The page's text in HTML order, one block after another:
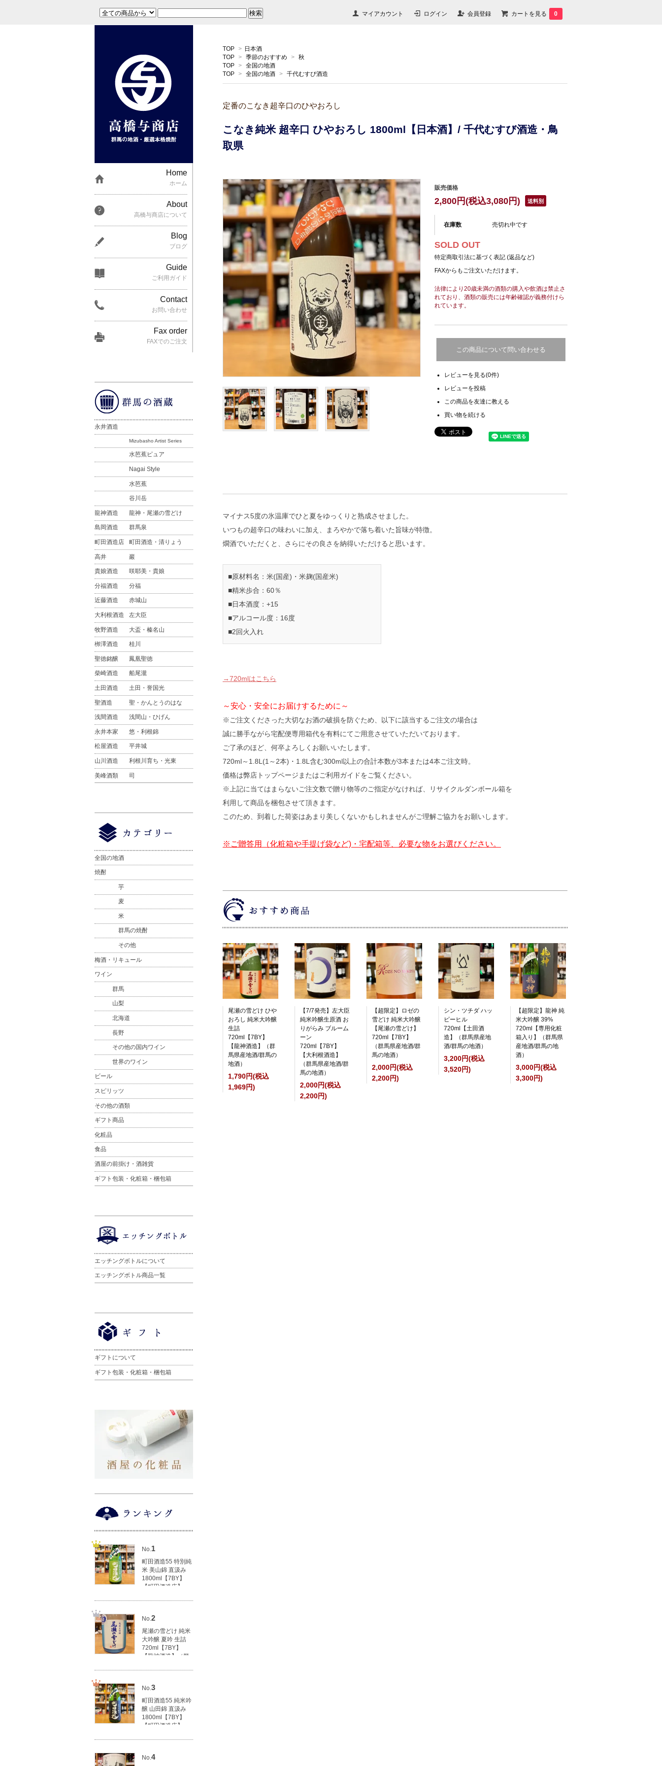
マイアカウント ログイン 会員登録 カートを見る 0
TOP > 日本酒
TOP > 季節のおすすめ > 秋
TOP > 全国の地酒
TOP > 全国の地酒 > 千代むすび酒造
定番のこなき超辛口のひやおろし
こなき純米 超辛口 ひやおろし 1800ml【日本酒】/ 千代むすび酒造・鳥
取県
販売価格
2,800円(税込3,080円) 送料別
在庫数 売切れ中です
SOLD OUT
特定商取引法に基づく表記 (返品など)
FAXからもご注文いただけます。
法律により20歳未満の酒類の購入や飲酒は禁止さ
れており、酒類の販売には年齢確認が義務付けら
れています。
この商品について問い合わせる
レビューを見る(0件)
レビューを投稿
この商品を友達に教える
買い物を続ける
マイナス5度の氷温庫でひと夏をゆっくりと熟成させました。
いつもの超辛口の味わいに加え、まろやかで落ち着いた旨味が特徴。
燗酒でいただくと、さらにその良さを納得いただけると思います。
■原材料名：米(国産)・米麹(国産米)
■精米歩合：60％
■日本酒度：+15
■アルコール度：16度
■2回火入れ
→720mlはこちら
～安心・安全にお届けするために～
※ご注文くださった大切なお酒の破損を防ぐため、以下に該当するご注文の場合は
誠に勝手ながら宅配便専用箱代を有料にてご用意させていただいております。
ご了承のほど、何卒よろしくお願いいたします。
720ml～1.8L(1～2本)・1.8L含む300ml以上の合計本数が3本または4本ご注文時。
価格は弊店トップページまたはご利用ガイドをご覧ください。
※上記に当てはまらないご注文数で贈り物等のご指定がなければ、リサイクルダンボール箱を
利用して商品を梱包させて頂きます。
このため、到着した荷姿はあまり美しくないかもしれませんがご理解ご協力をお願いします。
※ご贈答用（化粧箱や手提げ袋など)・宅配箱等、必要な物をお選びください。
尾瀬の雪どけ ひや
おろし 純米大吟醸
生詰
720ml【7BY】
【龍神酒造】（群
馬県産地酒/群馬の
地酒）
1,790円(税込
1,969円)
【7/7発売】左大臣
純米吟醸生原酒 お
りがらみ ブルーム
ーン
720ml【7BY】
【大利根酒造】
（群馬県産地酒/群
馬の地酒）
2,000円(税込
2,200円)
【超限定】ロゼの
雪どけ 純米大吟醸
【尾瀬の雪どけ】
720ml【7BY】
（群馬県産地酒/群
馬の地酒）
2,000円(税込
2,200円)
シン・ツチダ ハッ
ピーヒル
720ml【土田酒
造】（群馬県産地
酒/群馬の地酒）
3,200円(税込
3,520円)
【超限定】龍神 純
米大吟醸 39%
720ml【専用化粧
箱入り】（群馬県
産地酒/群馬の地
酒）
3,000円(税込
3,300円)
Home
ホーム
About
高橋与商店について
Blog
ブログ
Guide
ご利用ガイド
Contact
お問い合わせ
Fax order
FAXでのご注文
永井酒造
Mizubasho Artist Series
水芭蕉ピュア
Nagai Style
水芭蕉
谷川岳
龍神酒造 龍神・尾瀬の雪どけ
島岡酒造 群馬泉
町田酒造店 町田酒造・清りょう
高井 巖
貴娘酒造 咲耶美・貴娘
分福酒造 分福
近藤酒造 赤城山
大利根酒造 左大臣
牧野酒造 大盃・榛名山
栁澤酒造 桂川
聖徳銘醸 鳳凰聖徳
柴崎酒造 船尾瀧
土田酒造 土田・誉国光
聖酒造 聖・かんとうのはな
浅間酒造 浅間山・ひげん
永井本家 悠・利根錦
松屋酒造 平井城
山川酒造 利根川育ち・光東
美峰酒類 司
全国の地酒
焼酎
芋
麦
米
群馬の焼酎
その他
梅酒・リキュール
ワイン
群馬
山梨
北海道
長野
その他の国内ワイン
世界のワイン
ビール
スピリッツ
その他の酒類
ギフト商品
化粧品
食品
酒屋の前掛け・酒雑貨
ギフト包装・化粧箱・梱包箱
エッチングボトルについて
エッチングボトル商品一覧
ギフトについて
ギフト包装・化粧箱・梱包箱
No.1
町田酒造55 特別純
米 美山錦 直汲み
1800ml【7BY】
【町田酒造店】
円)
No.2
尾瀬の雪どけ 純米
大吟醸 夏吟 生詰
720ml【7BY】
【龍神酒造】（群
円)
No.3
町田酒造55 純米吟
醸 山田錦 直汲み
1800ml【7BY】
【町田酒造店】
円)
No.4